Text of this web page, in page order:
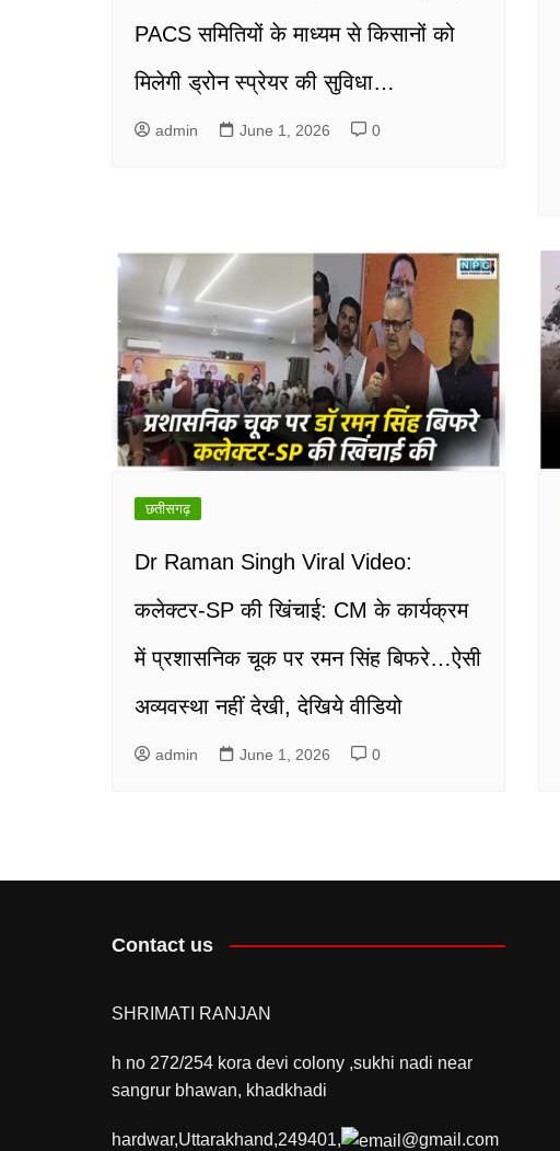
PACS समितियों के माध्यम से किसानों को
मिलेगी ड्रोन स्प्रेयर की सुविधा…
admin June 1, 2026 0
छतीसगढ़
Dr Raman Singh Viral Video:
कलेक्टर-SP की खिंचाई: CM के कार्यक्रम
में प्रशासनिक चूक पर रमन सिंह बिफरे…ऐसी
अव्यवस्था नहीं देखी, देखिये वीडियो
admin June 1, 2026 0
Contact us
SHRIMATI RANJAN
h no 272/254 kora devi colony ,sukhi nadi near
sangrur bhawan, khadkhadi
hardwar,Uttarakhand,249401, @gmail.com